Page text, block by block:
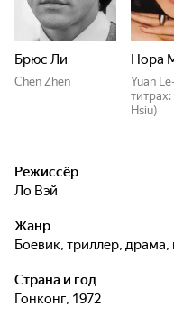
Брюс Ли
Chen Zhen
Нора
Yuan
Hsiu)
Режиссёр
Ло Вэй
Жанр
боевик, триллер,
Страна и год
Гонконг, 1972